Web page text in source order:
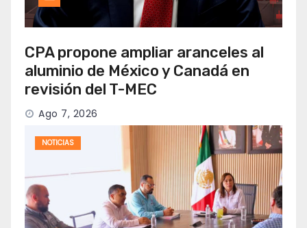
CPA propone ampliar aranceles al
aluminio de México y Canadá en
revisión del T-MEC
Ago 7, 2026
NOTICIAS